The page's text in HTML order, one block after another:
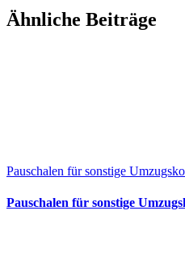
Facebook
X
LinkedIn
WhatsApp
Xing
E-
Mail
Ähnliche Beiträge
Pauschalen für sonstige
Pauschalen für sonstige